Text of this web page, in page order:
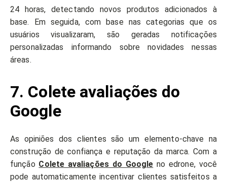
24 horas, detectando novos produtos adicionados à
base. Em seguida, com base nas categorias que os
usuários visualizaram, são geradas notificações
personalizadas informando sobre novidades nessas
áreas.
7. Colete avaliações do
Google
As opiniões dos clientes são um elemento-chave na
construção de confiança e reputação da marca. Com a
função Colete avaliações do Google no edrone, você
pode automaticamente incentivar clientes satisfeitos a